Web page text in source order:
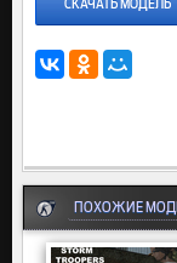
СКАЧАТЬ МОДЕЛЬ
ПОХОЖИЕ